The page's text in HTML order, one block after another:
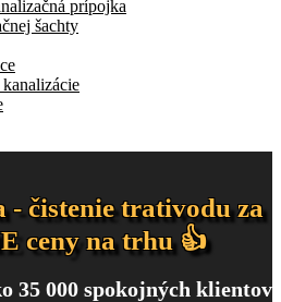
prípojka
šachty
- čistenie trativodu za
ceny na trhu 👍
35 000 spokojných klientov